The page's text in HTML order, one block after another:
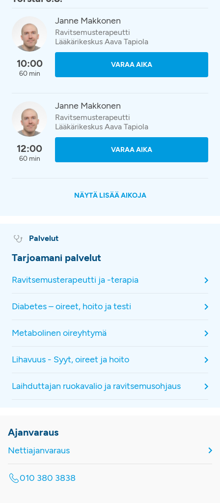
10:00
60 min
Janne Makkonen
Ravitsemusterapeutti
Lääkärikeskus Aava Tapiola
VARAA AIKA
12:00
60 min
Janne Makkonen
Ravitsemusterapeutti
Lääkärikeskus Aava Tapiola
VARAA AIKA
NÄYTÄ LISÄÄ AIKOJA
Palvelut
Tarjoamani palvelut
Ravitsemusterapeutti ja -terapia
Diabetes – oireet, hoito ja testi
Metabolinen oireyhtymä
Lihavuus - Syyt, oireet ja hoito
Laihduttajan ruokavalio ja ravitsemusohjaus
Ajanvaraus
Nettiajanvaraus
010 380 3838